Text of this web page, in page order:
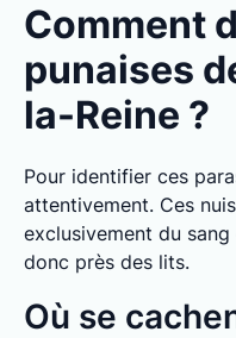
Comment
punaises
la-Reine ?
Pour identifier ces
attentivement. Ces
exclusivement du
donc près des lits.
Où se